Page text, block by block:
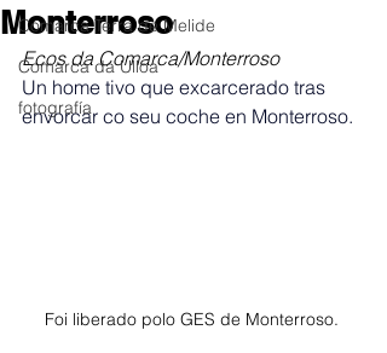
Comarca Terra de Melide
Comarca da Ulloa
fotografía
Monterroso
Ecos da Comarca/Monterroso
Un home tivo que excarcerado tras
envorcar co seu coche en Monterroso.
Foi liberado polo GES de Monterroso.